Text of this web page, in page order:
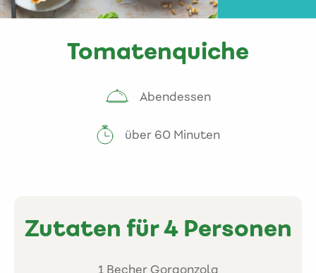
Tomatenquiche
Abendessen
über 60 Minuten
Zutaten für 4 Personen
1 Becher Gorgonzola